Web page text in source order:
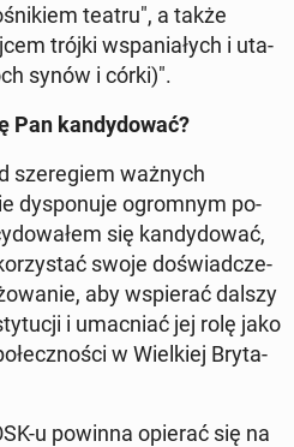
teatru", a także
trójki wspa­nia­łych i uta­
synów i córki)".
Pan kan­dy­do­wać?
sze­re­giem ważnych
dys­po­nu­je ogrom­nym po­
się kan­dy­do­wać,
swoje do­świad­cze­
aby wspie­rać dalszy
i umac­niać jej rolę jako
w Wiel­kiej Bry­ta­
u powinna opierać się na